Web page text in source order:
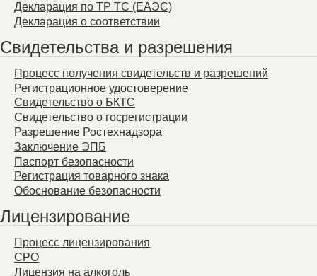
Декларация по ТР ТС (ЕАЭС)
Декларация о соответствии
Свидетельства и разрешения
Процесс получения свидетельств и разрешений
Регистрационное удостоверение
Свидетельство о БКТС
Свидетельство о госрегистрации
Разрешение Ростехнадзора
Заключение ЭПБ
Паспорт безопасности
Регистрация товарного знака
Обоснование безопасности
Лицензирование
Процесс лицензирования
СРО
Лицензия на алкоголь